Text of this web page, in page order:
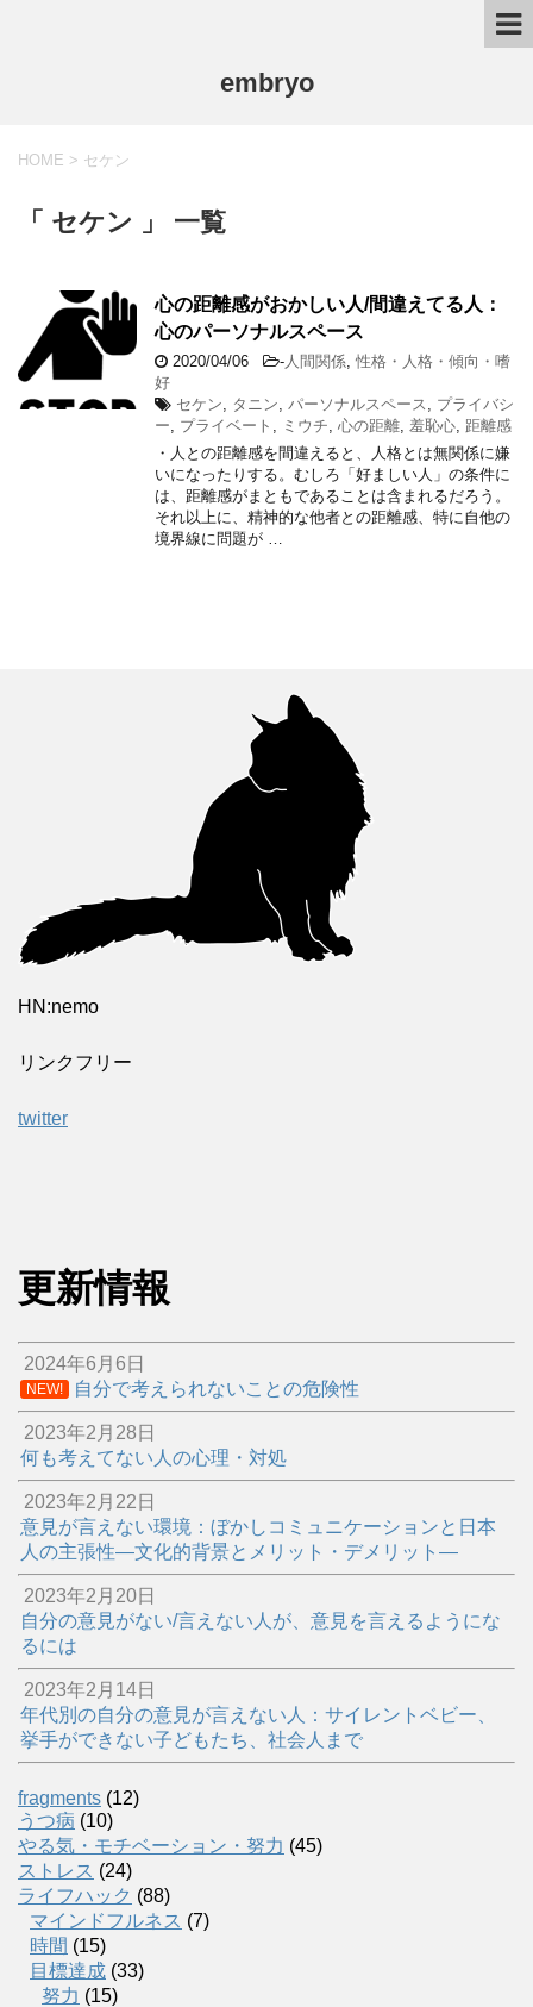
embryo
HOME > セケン
「 セケン 」 一覧
心の距離感がおかしい人/間違えてる人：
心のパーソナルスペース
2020/04/06 - 人間関係 性格・人格・傾向・嗜
好
セケン
タニン パーソナルスペース
プライバシ
ー
プライベート ミウチ 心の距離 羞恥心 距離感
・人との距離感を間違えると、人格とは無関係に嫌
いになったりする。むしろ「好ましい人」の条件に
は、距離感がまともであることは含まれるだろう。
それ以上に、精神的な他者との距離感、特に自他の
境界線に問題が …
HN:nemo
リンクフリー
twitter
更新情報
2024年6月6日
NEW! 自分で考えられないことの危険性
2023年2月28日
何も考えてない人の心理・対処
2023年2月22日
意見が言えない環境：ぼかしコミュニケーションと日本
人の主張性―文化的背景とメリット・デメリット―
2023年2月20日
自分の意見がない/言えない人が、意見を言えるようにな
るには
2023年2月14日
年代別の自分の意見が言えない人：サイレントベビー、
挙手ができない子どもたち、社会人まで
fragments (12)
うつ病 (10)
やる気・モチベーション・努力 (45)
ストレス (24)
ライフハック (88)
マインドフルネス (7)
時間 (15)
目標達成 (33)
努力 (15)